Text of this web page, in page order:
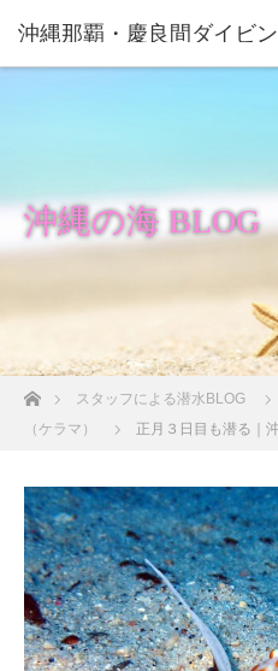
沖縄那覇・慶良間ダイビ
沖縄の海 BLOG
ホームスタッフによる潜水BLOG
（ケラマ）
正月３日目も潜る｜